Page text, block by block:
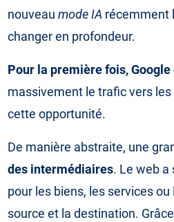
nouveau mode IA récemment
changer en profondeur.
Pour la première fois,
massivement le trafic vers
cette opportunité.
De manière abstraite, une
des intermédiaires. Le web a
pour les biens, les services
source et la destination.